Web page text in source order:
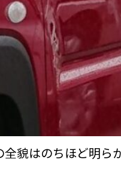
貌はのちほど明ら